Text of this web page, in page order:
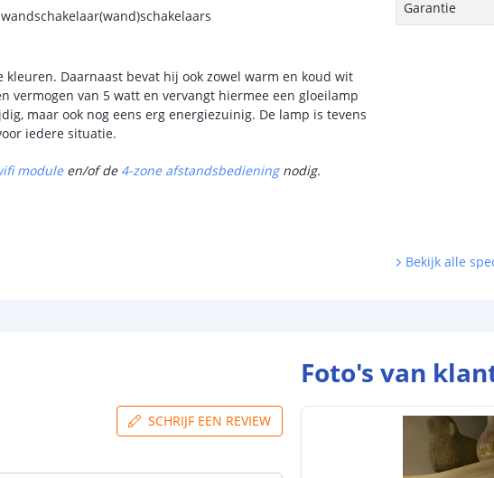
kleuren. Daarnaast bevat hij ook zowel warm en koud wit
vermogen van 5 watt en vervangt hiermee een gloeilamp
maar ook nog eens erg energiezuinig. De lamp is tevens
iedere situatie.
moduleen/of de 4-zone afstandsbedieningnodig.
Garantie
Bekijk alle
SCHRIJF EEN REVIEW
Foto's van